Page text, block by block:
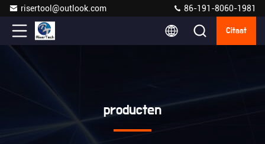
risertool@outlook.com 86-191-8060-1981
Citaat
producten